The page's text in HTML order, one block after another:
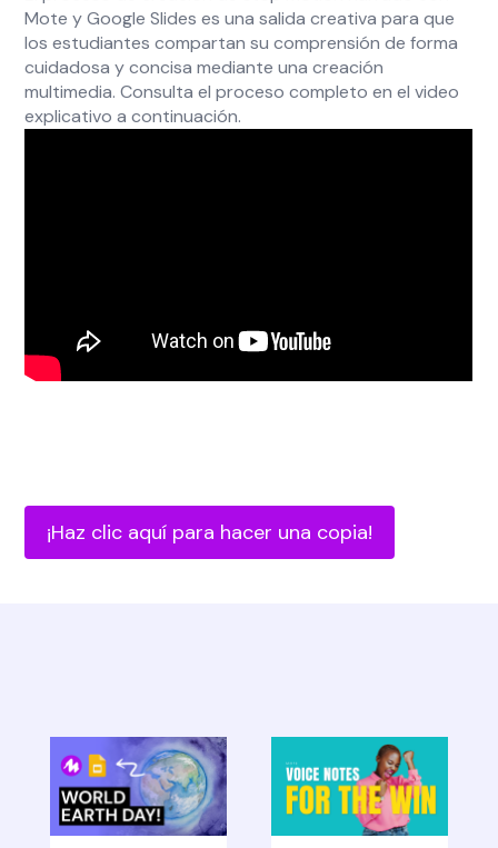
Mote y Google Slides es una salida creativa para que
los estudiantes compartan su comprensión de forma
cuidadosa y concisa mediante una creación
multimedia. Consulta el proceso completo en el video
explicativo a continuación.
¡Haz clic aquí para hacer una copia!